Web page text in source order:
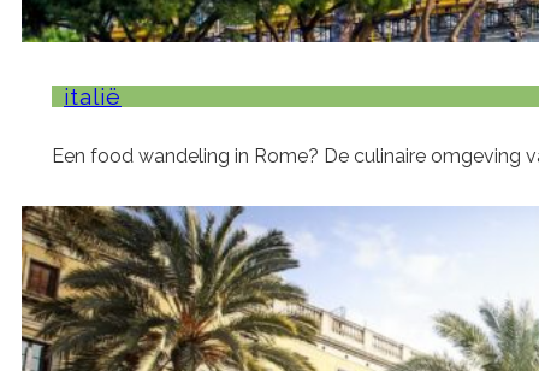
italië
Een food wandeling in Rome? De culinaire omgeving